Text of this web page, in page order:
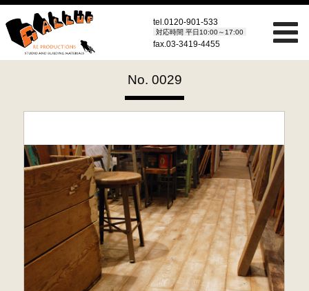
tel.0120-901-533
対応時間 平日10:00～17:00
fax.03-3419-4455
No. 0029